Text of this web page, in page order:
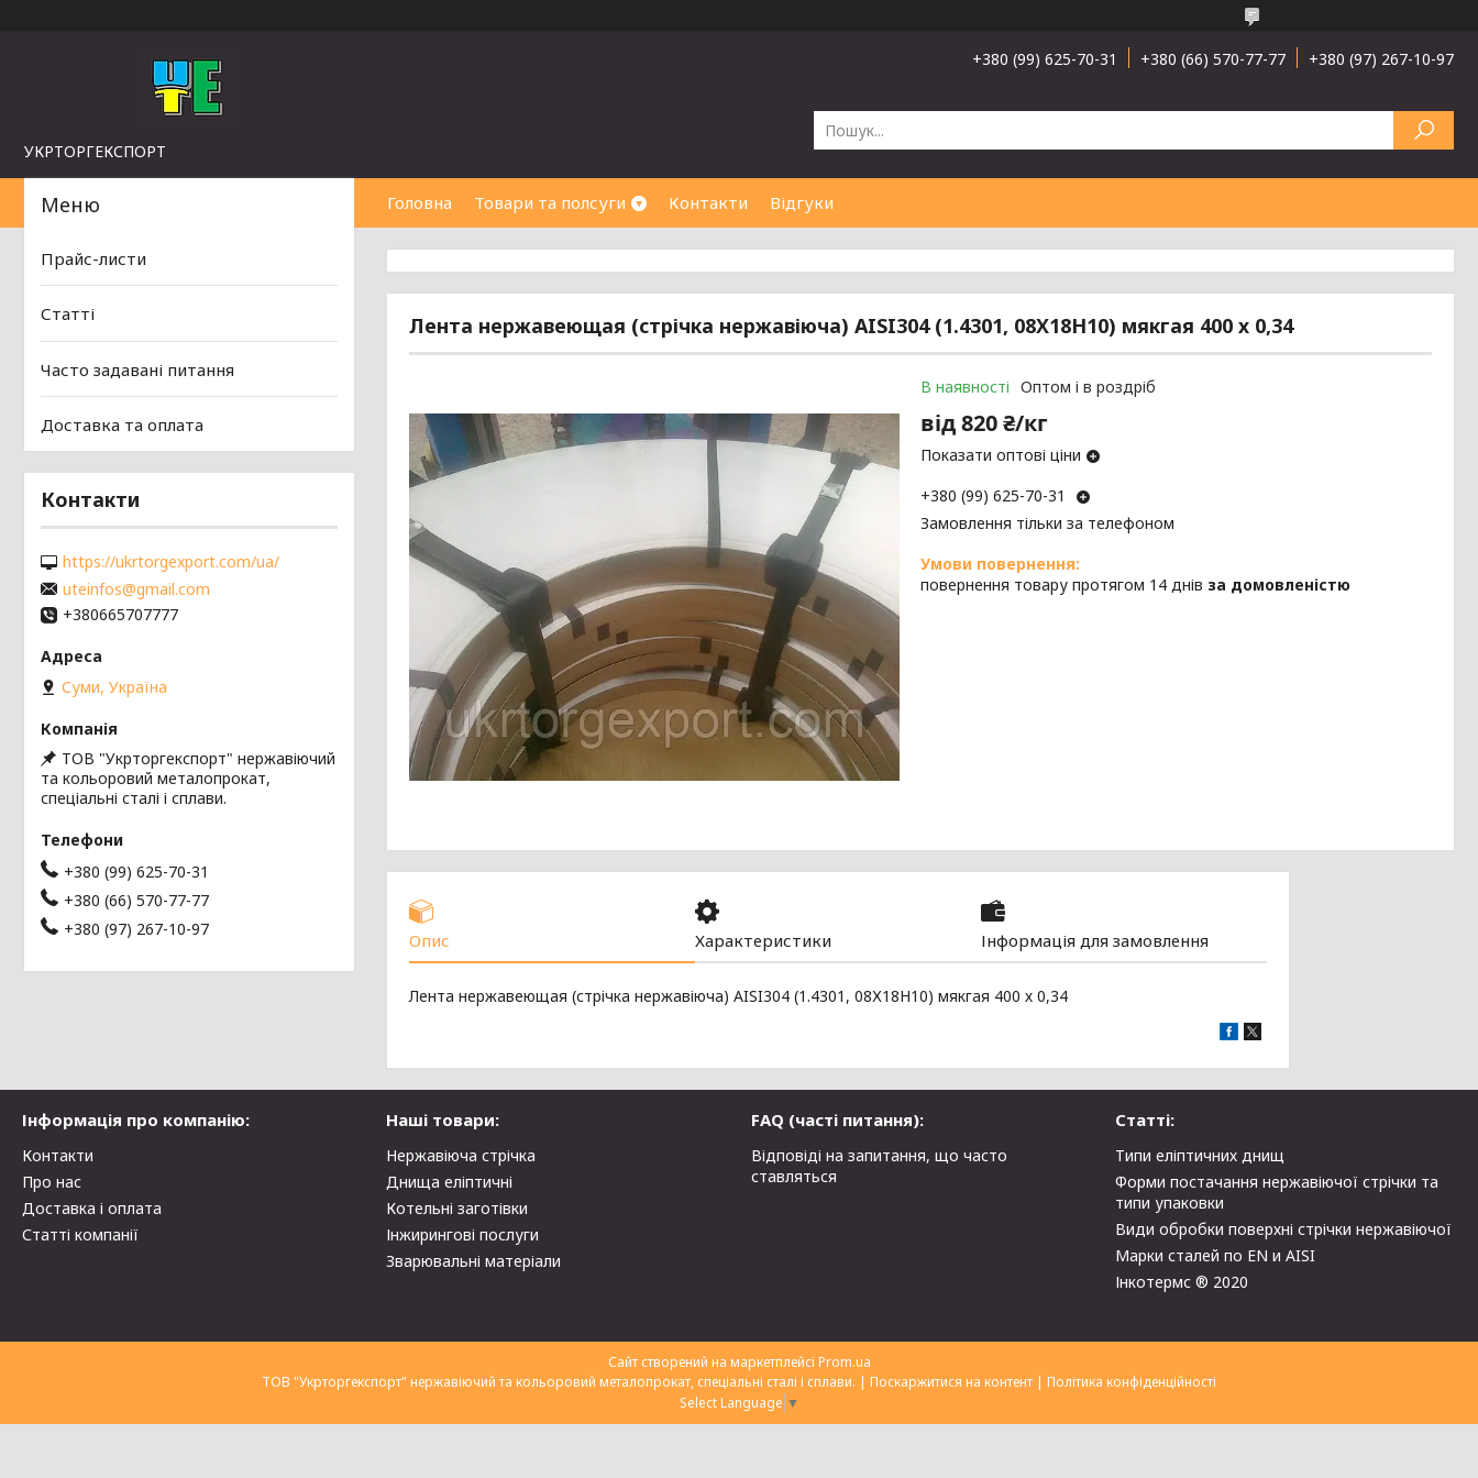
УКРТОРГЕКСПОРТ
+380 (99) 625-70-31 +380 (66) 570-77-77 +380 (97) 267-10-97
Головна Товари та полсуги Контакти Відгуки
Лента нержавеющая (стрічка нержавіюча) AISI304 (1.4301, 08Х18Н10) мякгая 400 х 0,34
В наявності Оптом і в роздріб
від820 ₴/кг
Показати оптові ціни
+380 (99) 625-70-31
Замовлення тільки за телефоном
повернення товару протягом 14 днів за домовленістю
Опис Характеристики Інформація для замовлення
Лента нержавеющая (стрічка нержавіюча) AISI304 (1.4301, 08Х18Н10) мякгая 400 х 0,34
Прайс-листи
Статті
Часто задавані питання
Доставка та оплата
Контакти
https://ukrtorgexport.com/ua/
uteinfos@gmail.com
+380665707777
Суми, Україна
ТОВ "Укрторгекспорт" нержавіючий
та кольоровий металопрокат,
спеціальні сталі і сплави.
+380 (99) 625-70-31
+380 (66) 570-77-77
+380 (97) 267-10-97
Інформація про компанію:
Контакти
Про нас
Доставка і оплата
Статті компанії
Наші товари:
Нержавіюча стрічка
Днища еліптичні
Котельні заготівки
Інжирингові послуги
Зварювальні матеріали
FAQ (часті питання):
Відповіді на запитання, що часто
ставляться
Статті:
Типи еліптичних днищ
Форми постачання нержавіючої стрічки та
типи упаковки
Види обробки поверхні стрічки нержавіючої
Марки сталей по EN и AISI
Інкотермс ® 2020
Сайт створений на маркетплейсі Prom.ua
ТОВ "Укрторгекспорт" нержавіючий та кольоровий металопрокат, спеціальні сталі і сплави. | Поскаржитися на контент | Політика конфіденційності
Select Language ▼